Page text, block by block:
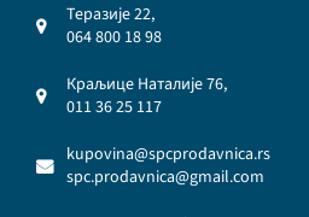
Теразије 22,
064 800 18 98
Краљице Наталије 76,
011 36 25 117
kupovina@spcprodavnica.rs
spc.prodavnica@gmail.com